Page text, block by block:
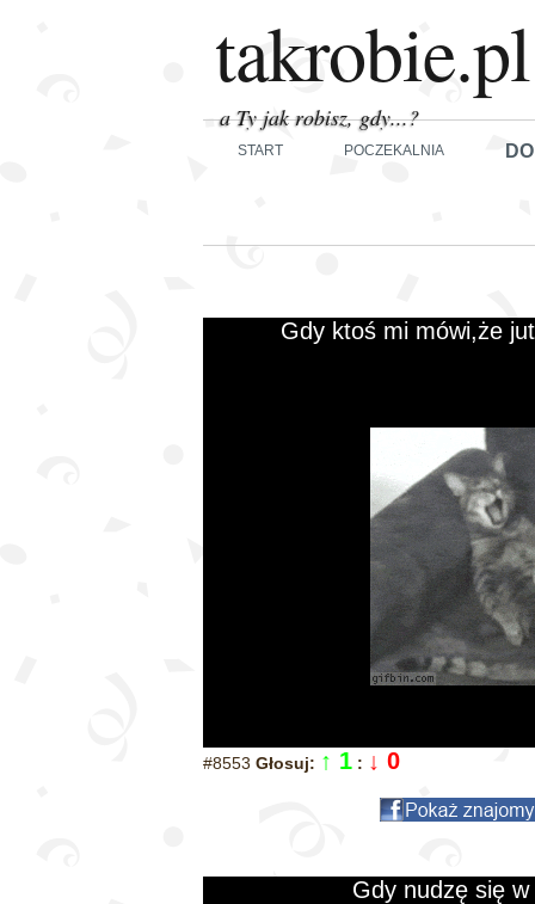
takrobie.pl
a Ty jak robisz, gdy...?
START POCZEKALNIA
Gdy ktoś mi mówi,że
#8553 Głosuj: ↑ 1 : ↓ 0
Gdy nudzę się